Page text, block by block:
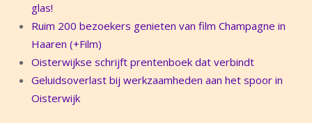
glas!
Ruim 200 bezoekers genieten van film Champagne in
Haaren (+Film)
Oisterwijkse schrijft prentenboek dat verbindt
Geluidsoverlast bij werkzaamheden aan het spoor in
Oisterwijk